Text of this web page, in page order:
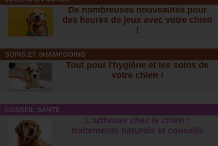
De nombreuses nouveautés pour
des heures de jeux avec votre chien
!
SOINS ET SHAMPOOING
Tout pour l'hygiène et les soins de
votre chien !
CONSEIL SANTÉ
L’arthrose chez le chien :
traitements naturels et conseil s